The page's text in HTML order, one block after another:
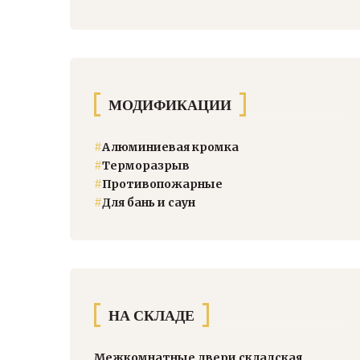
МОДИФИКАЦИИ
#Алюминиевая кромка
#Терморазрыв
#Противопожарные
#Для бань и саун
НА СКЛАДЕ